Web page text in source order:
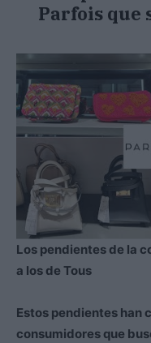
Parfois que
Los pendientes de la
a los de Tous
Estos pendientes han
consumidores que